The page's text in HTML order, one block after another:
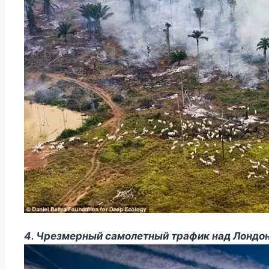
4. Чрезмерный самолетный трафик над